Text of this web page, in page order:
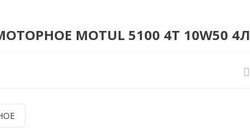
MOTUL 5100 4Т 10W50 4Л